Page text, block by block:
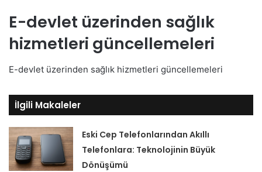
E-devlet üzerinden sağlık
hizmetleri güncellemeleri
E-devlet üzerinden sağlık hizmetleri güncellemeleri
İlgili Makaleler
Eski Cep Telefonlarından Akıllı
Telefonlara: Teknolojinin Büyük
Dönüşümü